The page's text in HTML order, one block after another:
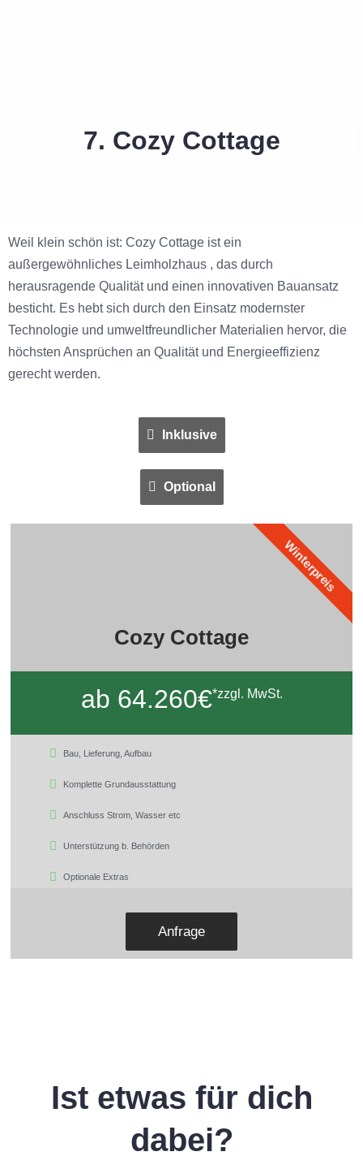
7. Cozy Cottage
Weil klein schön ist: Cozy Cottage ist ein
außergewöhnliches Leimholzhaus , das durch
herausragende Qualität und einen innovativen Bauansatz
besticht. Es hebt sich durch den Einsatz modernster
Technologie und umweltfreundlicher Materialien hervor, die
höchsten Ansprüchen an Qualität und Energieeffizienz
gerecht werden.
Inklusive
Optional
Cozy Cottage
ab 64.260€*zzgl. MwSt.
Bau, Lieferung, Aufbau
Komplette Grundausstattung
Anschluss Strom, Wasser etc
Unterstützung b. Behörden
Optionale Extras
Anfrage
Winterpreis
Ist etwas für dich
dabei?